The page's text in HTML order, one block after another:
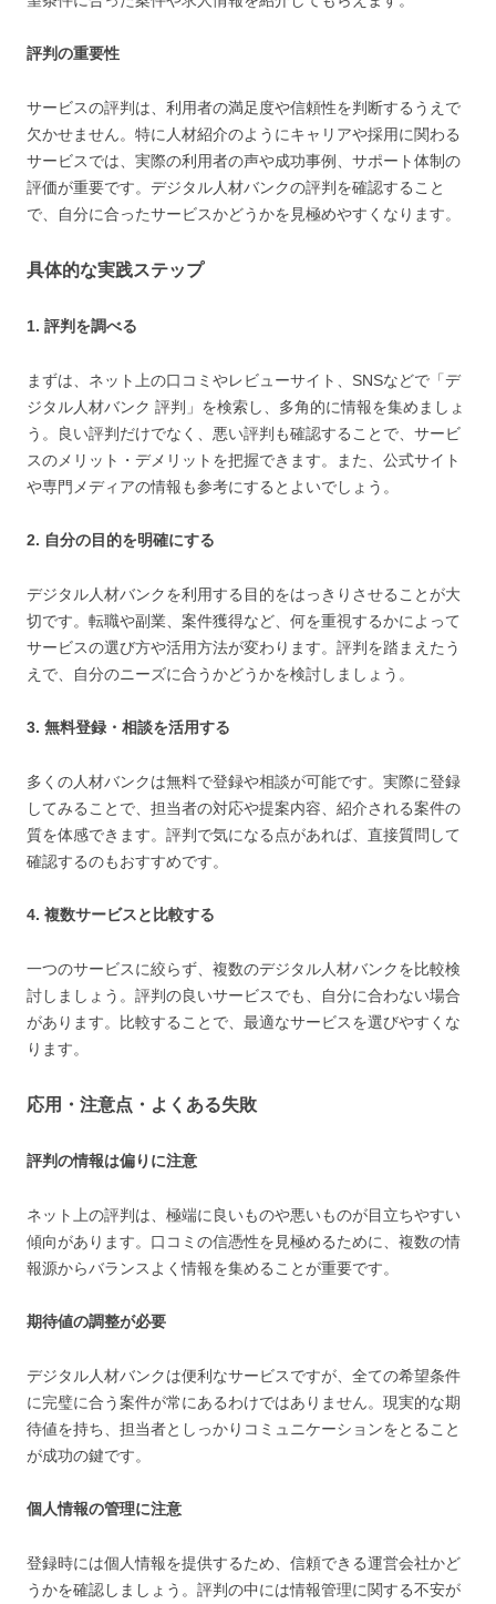
評判の重要性
サービスの評判は、利用者の満足度や信頼性を判断するうえで
欠かせません。特に人材紹介のようにキャリアや採用に関わる
サービスでは、実際の利用者の声や成功事例、サポート体制の
評価が重要です。デジタル人材バンクの評判を確認すること
で、自分に合ったサービスかどうかを見極めやすくなります。
具体的な実践ステップ
1. 評判を調べる
まずは、ネット上の口コミやレビューサイト、SNSなどで「デ
ジタル人材バンク 評判」を検索し、多角的に情報を集めましょ
う。良い評判だけでなく、悪い評判も確認することで、サービ
スのメリット・デメリットを把握できます。また、公式サイト
や専門メディアの情報も参考にするとよいでしょう。
2. 自分の目的を明確にする
デジタル人材バンクを利用する目的をはっきりさせることが大
切です。転職や副業、案件獲得など、何を重視するかによって
サービスの選び方や活用方法が変わります。評判を踏まえたう
えで、自分のニーズに合うかどうかを検討しましょう。
3. 無料登録・相談を活用する
多くの人材バンクは無料で登録や相談が可能です。実際に登録
してみることで、担当者の対応や提案内容、紹介される案件の
質を体感できます。評判で気になる点があれば、直接質問して
確認するのもおすすめです。
4. 複数サービスと比較する
一つのサービスに絞らず、複数のデジタル人材バンクを比較検
討しましょう。評判の良いサービスでも、自分に合わない場合
があります。比較することで、最適なサービスを選びやすくな
ります。
応用・注意点・よくある失敗
評判の情報は偏りに注意
ネット上の評判は、極端に良いものや悪いものが目立ちやすい
傾向があります。口コミの信憑性を見極めるために、複数の情
報源からバランスよく情報を集めることが重要です。
期待値の調整が必要
デジタル人材バンクは便利なサービスですが、全ての希望条件
に完璧に合う案件が常にあるわけではありません。現実的な期
待値を持ち、担当者としっかりコミュニケーションをとること
が成功の鍵です。
個人情報の管理に注意
登録時には個人情報を提供するため、信頼できる運営会社かど
うかを確認しましょう。評判の中には情報管理に関する不安が